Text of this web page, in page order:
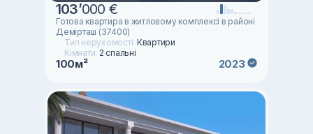
103’000 €
Готова квартира в житловому комплексі в районі
Демірташ (37400)
Тип нерухомості: Квартири
Кімнати: 2 спальні
100м² 2023